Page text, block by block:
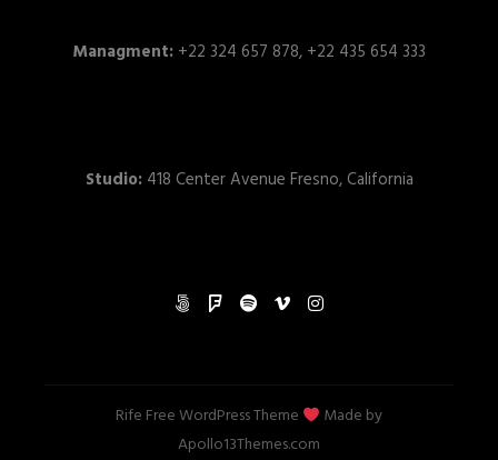
Managment: +22 324 657 878, +22 435 654 333
Studio:418 Center Avenue Fresno, California
Rife FreeWordPress Theme
Made by
Apollo13Themes.com